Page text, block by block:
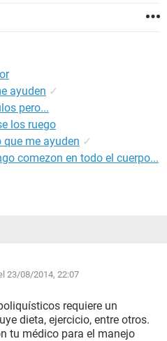
ayuden ✓
pero...
los ruego
que me ayuden ✓
comezon en todo el cuerpo...
23/08/2014, 22:07
requiere un
dieta, ejercicio, entre otros.
tu médico para el manejo